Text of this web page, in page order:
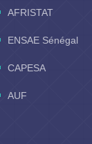
AFRISTAT
ENSAE Sénégal
CAPESA
AUF